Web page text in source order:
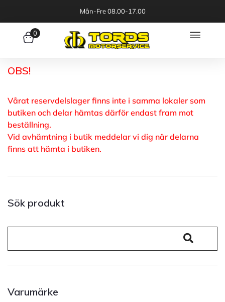
Mån-Fre 08.00-17.00
0
OBS!
Vårat reservdelslager finns inte i samma lokaler som
butiken och delar hämtas därför endast fram mot
beställning.
Vid avhämtning i butik meddelar vi dig när delarna
finns att hämta i butiken.
Sök produkt
Varumärke